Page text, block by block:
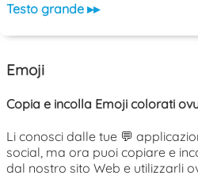
Testo grande ▸▸
Emoji
Copia e incolla Emoji colorati
Li conosci dalle tue 💬
social, ma ora puoi copiare e
dal nostro sito Web e utilizzarli